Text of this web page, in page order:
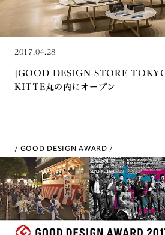
2017.04.28
[GOOD DESIGN STORE
KITTE丸の内にオープン
GOOD DESIGN AWARD